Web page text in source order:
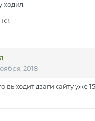
ходил.
КЗ
2018
выходит дзаги сайту уже 15